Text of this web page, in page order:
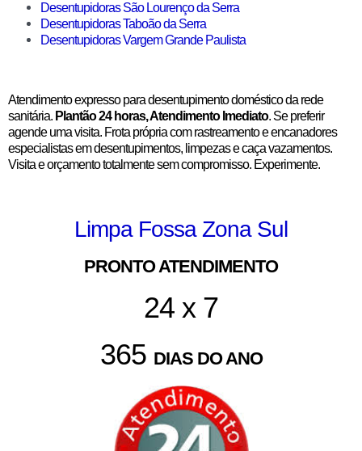
Desentupidoras São Lourenço da Serra
Desentupidoras Taboão da Serra
Desentupidoras Vargem Grande Paulista
Atendimento expresso para desentupimento doméstico da rede
sanitária. Plantão 24 horas, Atendimento Imediato. Se preferir
agende uma visita. Frota própria com rastreamento e encanadores
especialistas em desentupimentos, limpezas e caça vazamentos.
Visita e orçamento totalmente sem compromisso. Experimente.
Limpa Fossa Zona Sul
PRONTO ATENDIMENTO
24 x 7
365 DIAS DO ANO